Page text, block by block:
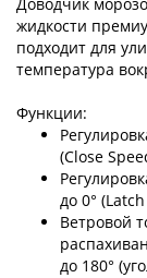
Доводчик
жидкости
подходит для
температура
Функции:
(Close
до 0°
Ветровой
до 180°